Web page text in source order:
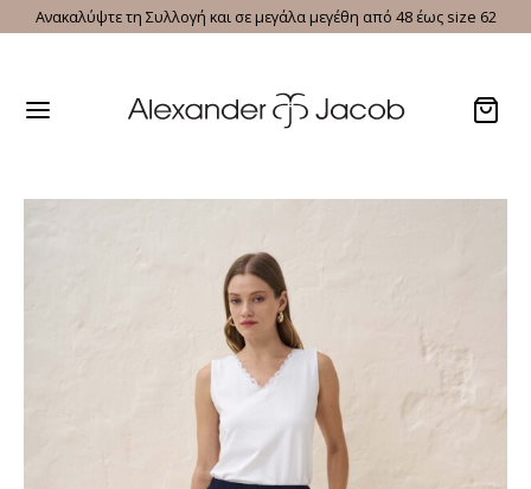
Ανακαλύψτε τη Συλλογή και σε μεγάλα μεγέθη από 48 έως size 62